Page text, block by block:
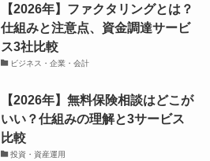
【2026年】ファクタリングとは？
仕組みと注意点、資金調達サービ
ス3社比較
ビジネス・企業・会計
【2026年】無料保険相談はどこが
いい？仕組みの理解と3サービス
比較
投資・資産運用